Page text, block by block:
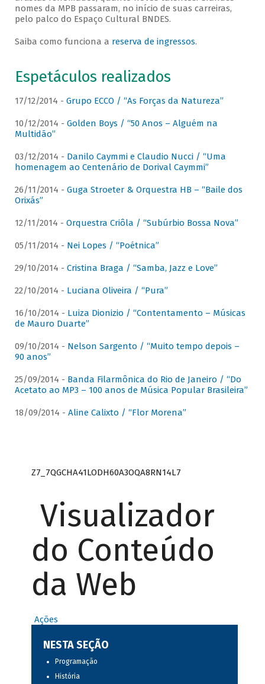
nomes da MPB passaram, no início de suas carreiras,
pelo palco do Espaço Cultural BNDES.
Saiba como funciona a reserva de ingressos.
Espetáculos realizados
17/12/2014 - Grupo ECCO / “As Forças da Natureza”
10/12/2014 - Golden Boys / “50 Anos – Alguém na
Multidão”
03/12/2014 - Danilo Caymmi e Claudio Nucci / “Uma
homenagem ao Centenário de Dorival Caymmi”
26/11/2014 - Guga Stroeter & Orquestra HB – “Baile dos
Orixás”
12/11/2014 - Orquestra Criôla / “Subúrbio Bossa Nova”
05/11/2014 - Nei Lopes / “Poétnica”
29/10/2014 - Cristina Braga / “Samba, Jazz e Love”
22/10/2014 - Luciana Oliveira / “Pura”
16/10/2014 - Luiza Dionizio / “Contentamento – Músicas
de Mauro Duarte”
09/10/2014 - Nelson Sargento / “Muito tempo depois –
90 anos”
25/09/2014 - Banda Filarmônica do Rio de Janeiro / “Do
Acetato ao MP3 – 100 anos de Música Popular Brasileira”
18/09/2014 - Aline Calixto / “Flor Morena”
Z7_7QGCHA41LODH60A3OQA8RN14L7
Visualizador
do Conteúdo
da Web
Ações
NESTA SEÇÃO
Programação
História